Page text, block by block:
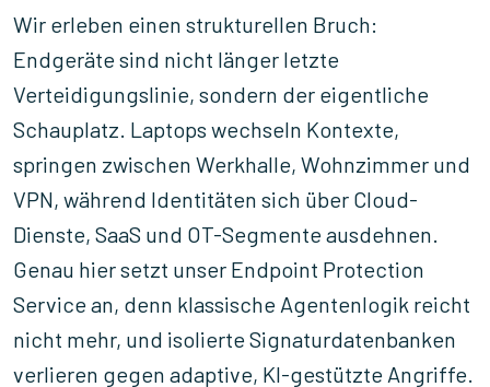
Wir erleben einen strukturellen Bruch:
Endgeräte sind nicht länger letzte
Verteidigungslinie, sondern der eigentliche
Schauplatz. Laptops wechseln Kontexte,
springen zwischen Werkhalle, Wohnzimmer und
VPN, während Identitäten sich über Cloud-
Dienste, SaaS und OT-Segmente ausdehnen.
Genau hier setzt unser Endpoint Protection
Service an, denn klassische Agentenlogik reicht
nicht mehr, und isolierte Signaturdatenbanken
verlieren gegen adaptive, KI-gestützte Angriffe.